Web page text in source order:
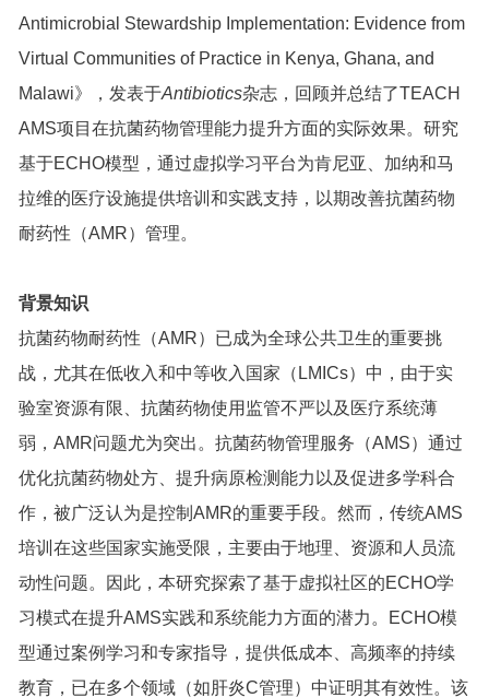
Antimicrobial Stewardship Implementation: Evidence from
Virtual Communities of Practice in Kenya, Ghana, and
Malawi》，发表于Antibiotics杂志，回顾并总结了TEACH
AMS项目在抗菌药物管理能力提升方面的实际效果。研究
基于ECHO模型，通过虚拟学习平台为肯尼亚、加纳和马
拉维的医疗设施提供培训和实践支持，以期改善抗菌药物
耐药性（AMR）管理。
背景知识
抗菌药物耐药性（AMR）已成为全球公共卫生的重要挑
战，尤其在低收入和中等收入国家（LMICs）中，由于实
验室资源有限、抗菌药物使用监管不严以及医疗系统薄
弱，AMR问题尤为突出。抗菌药物管理服务（AMS）通过
优化抗菌药物处方、提升病原检测能力以及促进多学科合
作，被广泛认为是控制AMR的重要手段。然而，传统AMS
培训在这些国家实施受限，主要由于地理、资源和人员流
动性问题。因此，本研究探索了基于虚拟社区的ECHO学
习模式在提升AMS实践和系统能力方面的潜力。ECHO模
型通过案例学习和专家指导，提供低成本、高频率的持续
教育，已在多个领域（如肝炎C管理）中证明其有效性。该